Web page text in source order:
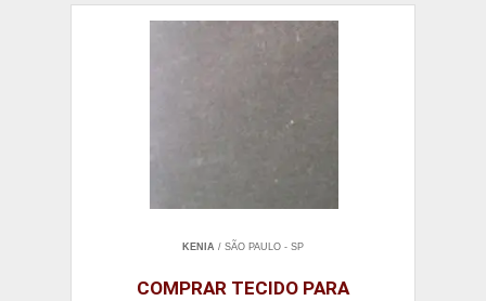
KENIA / SÃO PAULO - SP
COMPRAR TECIDO PARA